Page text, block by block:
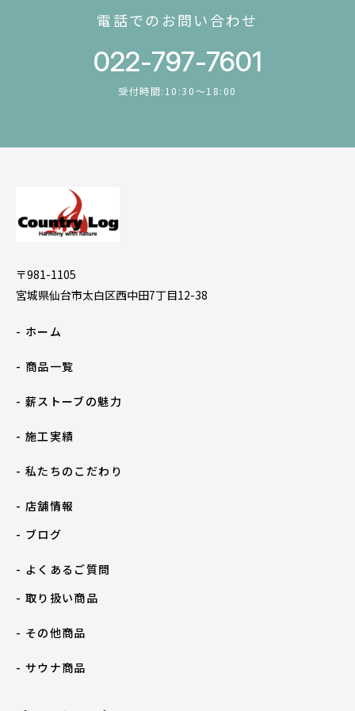
電話でのお問い合わせ
022-797-7601
受付時間:10:30〜18:00
〒981-1105
宮城県仙台市太白区西中田7丁目12-38
- ホーム
- 商品一覧
- 薪ストーブの魅力
- 施工実績
- 私たちのこだわり
- 店舗情報
- ブログ
- よくあるご質問
- 取り扱い商品
- その他商品
- サウナ商品